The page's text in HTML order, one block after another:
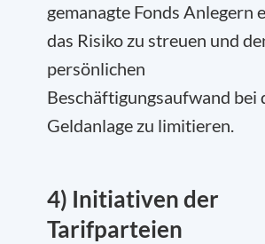
gemanagte Fonds Anlegern
das Risiko zu streuen und
persönlichen
Beschäftigungsaufwand bei
Geldanlage zu limitieren.
4) Initiativen der
Tarifparteien